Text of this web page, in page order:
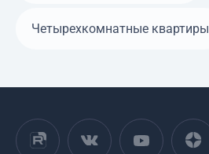
Четырехкомнатные квартиры